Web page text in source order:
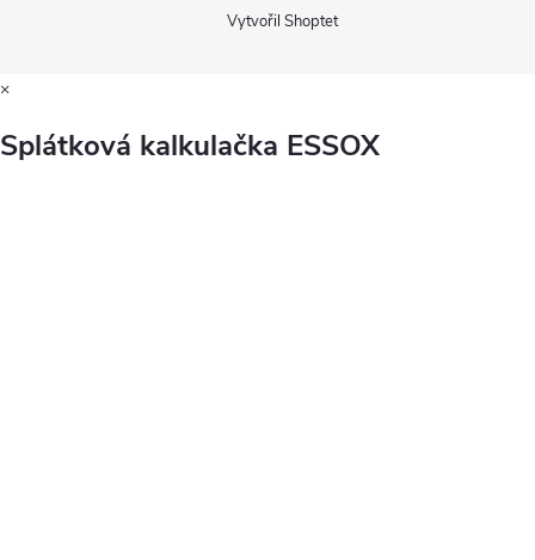
Vytvořil Shoptet
×
Splátková kalkulačka ESSOX